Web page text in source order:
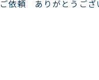
ご依頼 ありがとうござ